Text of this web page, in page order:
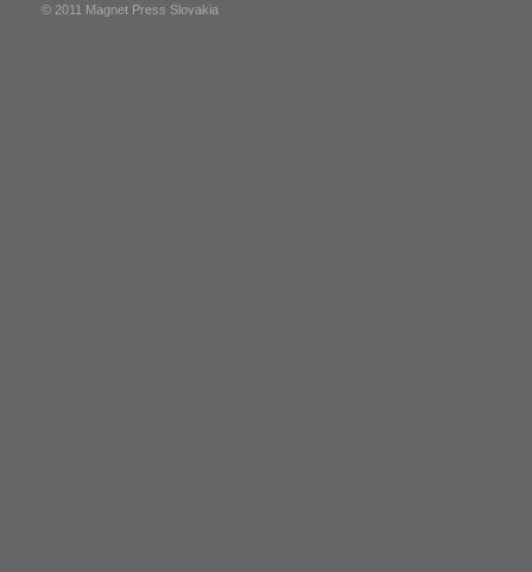
© 2011 Magnet Press Slovakia